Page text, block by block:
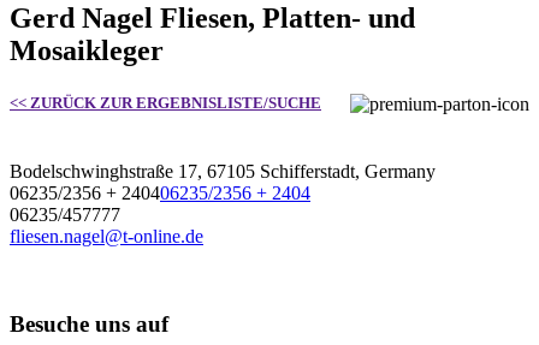
Gerd Nagel Fliesen, Platten- und
Mosaikleger
<< ZURÜCK ZUR ERGEBNISLISTE/SUCHE
Bodelschwinghstraße 17, 67105 Schifferstadt, Germany
06235/2356 + 240406235/2356 + 2404
06235/457777
fliesen.nagel@t-online.de
Besuche uns auf